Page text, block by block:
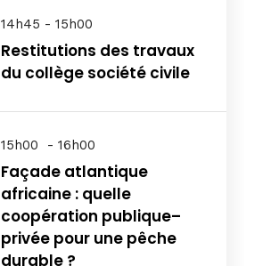
14h45 - 15h00
Restitutions des travaux
du collège société civile
15h00 - 16h00
Façade atlantique
africaine : quelle
coopération publique–
privée pour une pêche
durable ?